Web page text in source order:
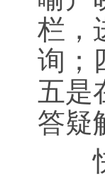
栏，
询；
五是
答疑
快